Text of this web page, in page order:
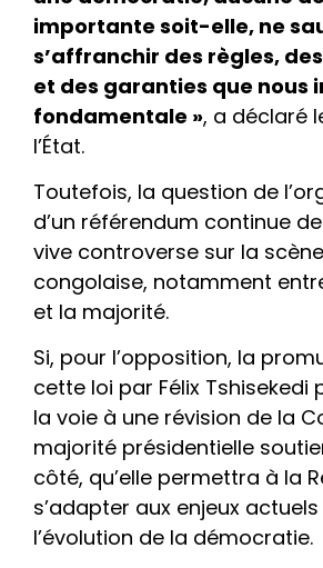
importante soit-elle, ne
s’affranchir des règles,
et des garanties que nous
fondamentale », a déclaré
l’État.
Toutefois, la question de
d’un référendum continue
vive controverse sur la
congolaise, notamment
et la majorité.
Si, pour l’opposition, la
cette loi par Félix Tshisekedi
la voie à une révision de la
majorité présidentielle
côté, qu’elle permettra à la
s’adapter aux enjeux
l’évolution de la démocratie.